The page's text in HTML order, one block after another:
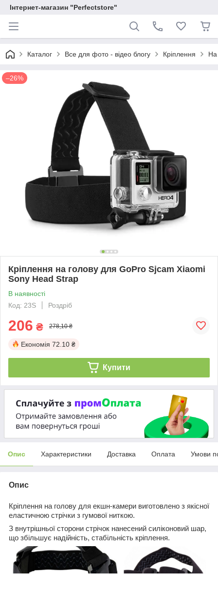
Інтернет-магазин "Perfectstore"
Каталог Все для фото - відео блогу Кріплення На
–26%
Кріплення на голову для GoPro Sjcam Xiaomi
Sony Head Strap
В наявності
Код: 23S
Роздріб
206 ₴ 278,10 ₴
Економія 72.10 ₴
Купити
Опис Характеристики Доставка Оплата Умови
Опис
Кріплення на голову для екшн-камери виготовлено з якісної
еластичною стрічки з гумової ниткою.
З внутрішньої сторони стрічок нанесений силіконовий шар,
що збільшує надійність, стабільність кріплення.